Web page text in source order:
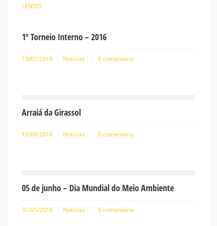
LENDO
1º Torneio Interno – 2016
13/07/2016 Notícias 0 comentário
Arraiá da Girassol
16/06/2016 Notícias 0 comentário
05 de junho – Dia Mundial do Meio Ambiente
31/05/2016 Notícias 0 comentário